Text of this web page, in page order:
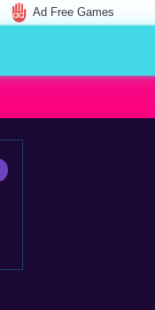
Ad Free Games